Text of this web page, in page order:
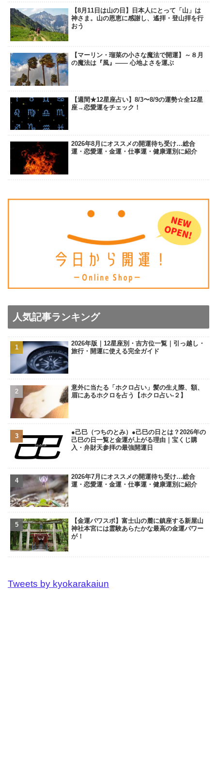
【8月11日は山の日】日本人にとって「山」は
神さま。山の恩恵に感謝し、遙拝・登山拝を行
おう
【マーリン・瑠菜の小さな魔法で開運】～８月
の魔法は『風』―― 心地よさを運ぶ
【週間★12星座占い】8/3〜8/9の運勢☆全12星
座→恋愛運をチェック！
2026年8月にオススメの開運待ち受け…総合
運・恋愛運・金運・仕事運・健康運別に紹介
人気記事ランキング
2026年版｜12星座別・吉方位一覧｜引っ越し・
旅行・開運に使える完全ガイド
意外に当たる「ホクロ占い」髪の生え際、額、
眉にあるホクロを占う【ホクロ占い‐２】
●己巳（つちのとみ）●己巳の日とは？2026年の
己巳の日一覧と金運が上がる理由｜宝くじ購
入・弁財天参拝の最強開運日
2026年7月にオススメの開運待ち受け…総合
運・恋愛運・金運・仕事運・健康運別に紹介
【金運パワスポ】富士山の麓に鎮座する新屋山
神社本宮には霊験あらたかな最高の金運パワー
が！
Tweets by kyokarakaiun